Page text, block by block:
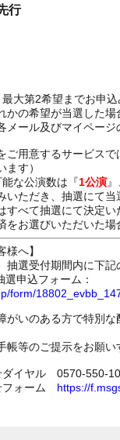
行
大第2希望までお申込
かの希望が当選した
メール及びマイページ
ご用意するサービス
す）
能な公演数は『1公演
いただき、抽選にて当
すべて抽選にて決定
をお選びいただいた
様へ】
抽選受付期間内に下記
申込フォーム：
form/
がいのある方で特別
等のご提示をお願い
ダイヤル 0570-550-
フォーム https://